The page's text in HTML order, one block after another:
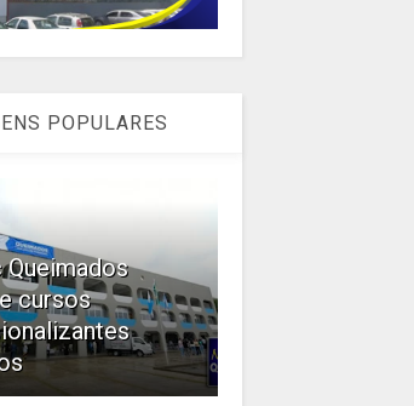
POPULARES
Queimados
cursos